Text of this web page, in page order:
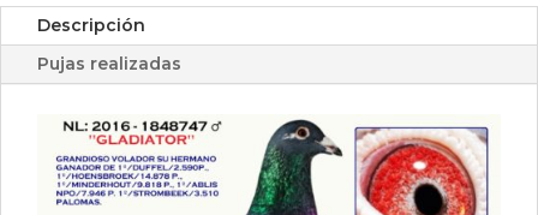
Descripción
Pujas realizadas